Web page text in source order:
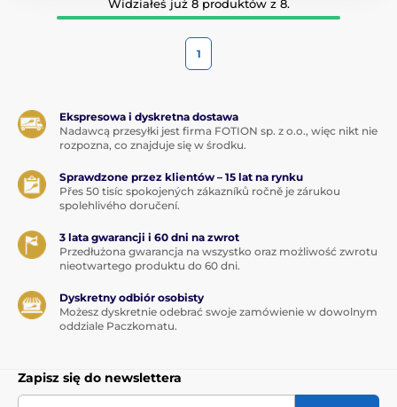
Widziałeś już 8 produktów z 8.
1
Ekspresowa i dyskretna dostawa
Nadawcą przesyłki jest firma FOTION sp. z o.o., więc nikt nie
rozpozna, co znajduje się w środku.
Sprawdzone przez klientów – 15 lat na rynku
Přes 50 tisíc spokojených zákazníků ročně je zárukou
spolehlivého doručení.
3 lata gwarancji i 60 dni na zwrot
Przedłużona gwarancja na wszystko oraz możliwość zwrotu
nieotwartego produktu do 60 dni.
Dyskretny odbiór osobisty
Możesz dyskretnie odebrać swoje zamówienie w dowolnym
oddziale Paczkomatu.
Zapisz się do newslettera